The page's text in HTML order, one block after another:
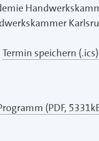
Termin speichern (.ics)
(PDF,